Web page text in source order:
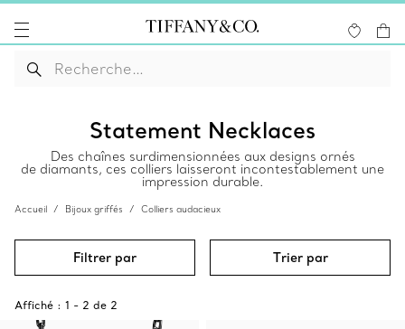
Statement Necklaces
Des chaînes surdimensionnées aux designs ornés
de diamants, ces colliers laisseront incontestablement une
impression durable.
Accueil Bijoux griffés Colliers audacieux
Filtrer par Trier par
Affiché : 1 - 2 de 2